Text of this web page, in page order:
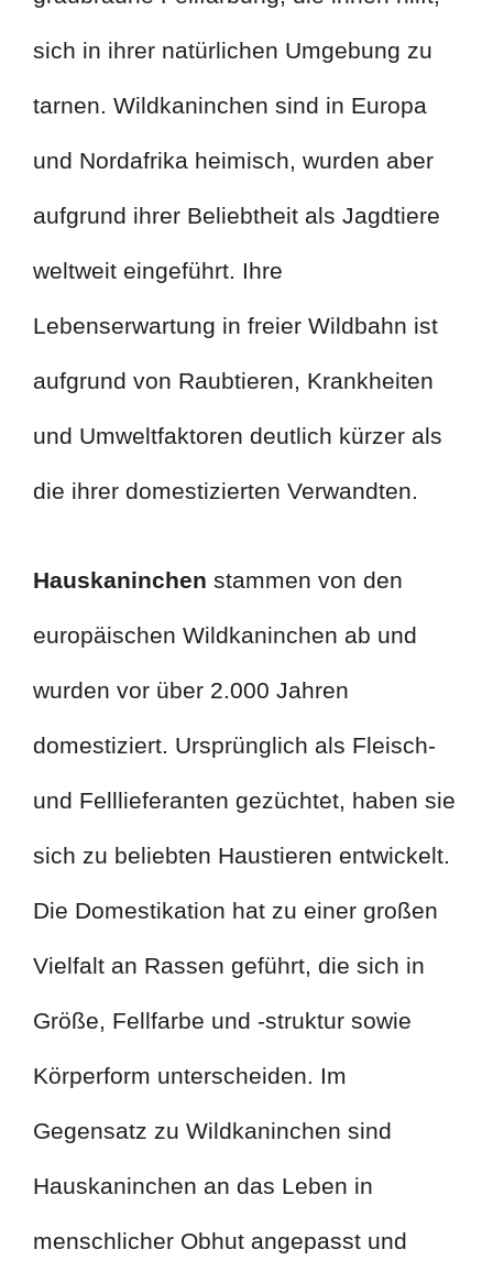
sich in ihrer natürlichen Umgebung zu
tarnen. Wildkaninchen sind in Europa
und Nordafrika heimisch, wurden aber
aufgrund ihrer Beliebtheit als Jagdtiere
weltweit eingeführt. Ihre
Lebenserwartung in freier Wildbahn ist
aufgrund von Raubtieren, Krankheiten
und Umweltfaktoren deutlich kürzer als
die ihrer domestizierten Verwandten.
Hauskaninchen stammen von den
europäischen Wildkaninchen ab und
wurden vor über 2.000 Jahren
domestiziert. Ursprünglich als Fleisch-
und Felllieferanten gezüchtet, haben sie
sich zu beliebten Haustieren entwickelt.
Die Domestikation hat zu einer großen
Vielfalt an Rassen geführt, die sich in
Größe, Fellfarbe und -struktur sowie
Körperform unterscheiden. Im
Gegensatz zu Wildkaninchen sind
Hauskaninchen an das Leben in
menschlicher Obhut angepasst und